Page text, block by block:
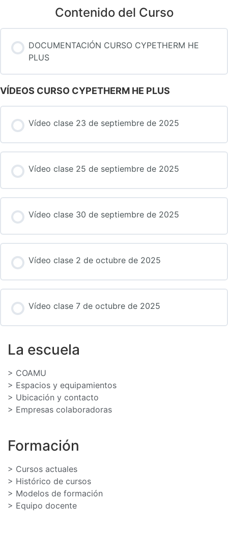
Contenido del Curso
DOCUMENTACIÓN CURSO CYPETHERM HE
PLUS
VÍDEOS CURSO CYPETHERM HE PLUS
Vídeo clase 23 de septiembre de 2025
Vídeo clase 25 de septiembre de 2025
Vídeo clase 30 de septiembre de 2025
Vídeo clase 2 de octubre de 2025
Vídeo clase 7 de octubre de 2025
La escuela
> COAMU
> Espacios y equipamientos
> Ubicación y contacto
> Empresas colaboradoras
Formación
> Cursos actuales
> Histórico de cursos
> Modelos de formación
> Equipo docente